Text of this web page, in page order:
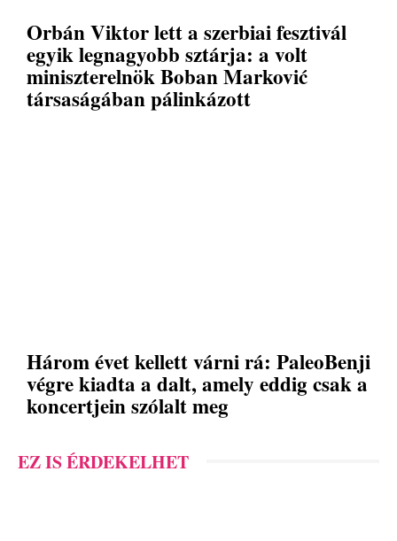
Orbán Viktor lett a szerbiai fesztivál
egyik legnagyobb sztárja: a volt
miniszterelnök Boban Marković
társaságában pálinkázott
Három évet kellett várni rá: PaleoBenji
végre kiadta a dalt, amely eddig csak a
koncertjein szólalt meg
EZ IS ÉRDEKELHET